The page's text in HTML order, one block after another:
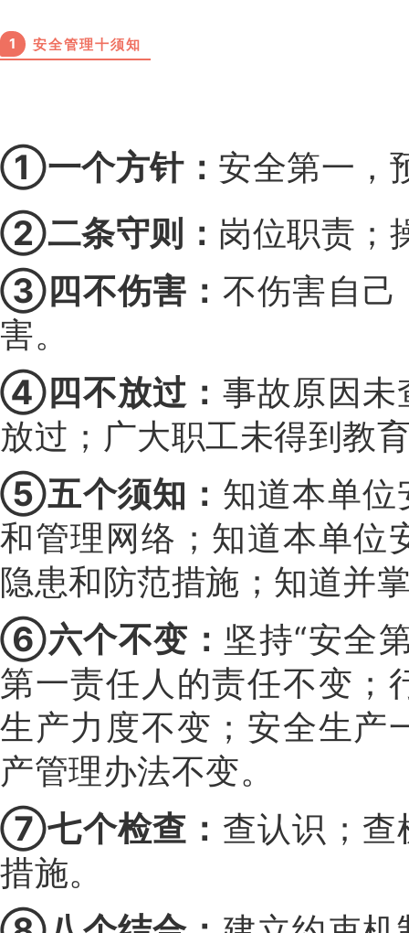
1 安全管理十须知
①一个方针： 安全第一，
②二条守则： 岗位职责；
③四不伤害： 不伤害自己
害。
④四不放过： 事故原因未
放过；广大职工未得到教
⑤五个须知： 知道本单
和管理网络；知道本单位
隐患和防范措施；知道并
⑥六个不变： 坚持“安全
第一责任人的责任不变；
生产力度不变；安全生产
产管理办法不变。
⑦七个检查： 查认识；
措施。